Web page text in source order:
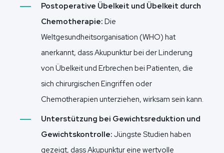
Postoperative Übelkeit und Übelkeit durch
Chemotherapie: Die
Weltgesundheitsorganisation (WHO) hat
anerkannt, dass Akupunktur bei der Linderung
von Übelkeit und Erbrechen bei Patienten, die
sich chirurgischen Eingriffen oder
Chemotherapien unterziehen, wirksam sein kann.
Unterstützung bei Gewichtsreduktion und
Gewichtskontrolle: Jüngste Studien haben
gezeigt, dass Akupunktur eine wertvolle